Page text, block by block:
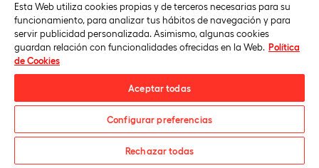
biotech” de AseBio
La universidad se construye también a través de las
oportunidades que permiten a sus estudiantes mirar
más lejos
¿Te informamos?
Esta Web utiliza cookies propias y de terceros necesarias para su
funcionamiento, para analizar tus hábitos de navegación y para
servir publicidad personalizada. Asimismo, algunas cookies
guardan relación con funcionalidades ofrecidas en la Web. Política
de Cookies
Aceptar todas
Configurar preferencias
Rechazar todas